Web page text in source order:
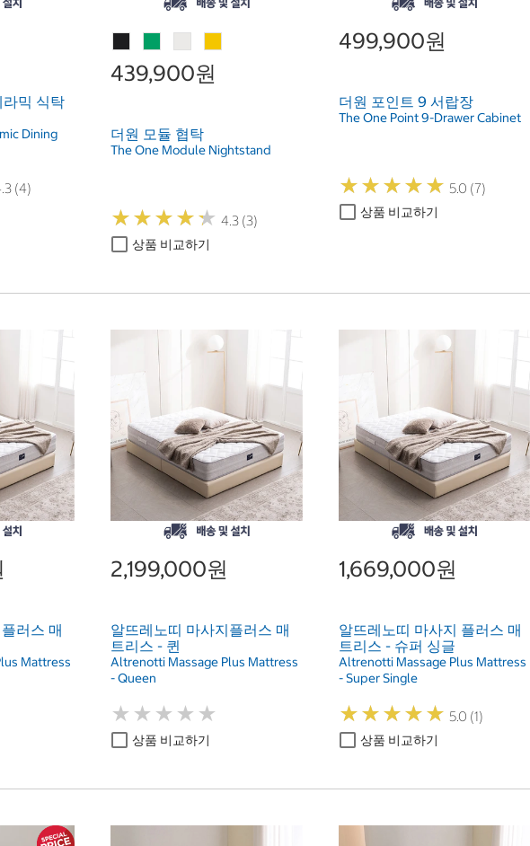
믹 식탁
Dining
(4)
439,900원
더원 모듈 협탁
The One Module Nightstand
★★★★★
★★★★★ 4.3 (3)
상품 비교하기
499,900원
더원 포인트 9 서랍장
The One Point 9-Drawer Cabinet
★★★★★
★★★★★ 5.0 (7)
상품 비교하기
러스 매
Mattress
2,199,000원
알뜨레노띠 마사지플러스 매
트리스 - 퀸
Altrenotti Massage Plus Mattress
- Queen
★ ★ ★ ★ ★
★ ★ ★ ★ ★
상품 비교하기
1,669,000원
알뜨레노띠 마사지 플러스 매
트리스 - 슈퍼 싱글
Altrenotti Massage Plus Mattress
- Super Single
★★★★★
★★★★★ 5.0 (1)
상품 비교하기